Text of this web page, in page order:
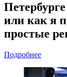
или как я
простые
Подробнее